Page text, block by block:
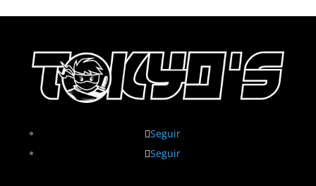
Seguir
Seguir